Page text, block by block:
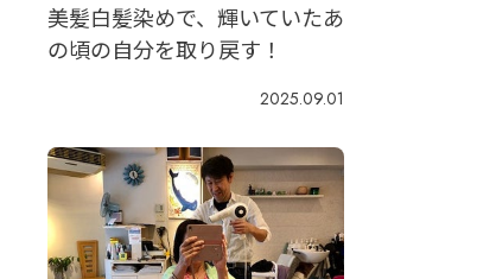
美髪白髪染めで、輝いていたあ
の頃の自分を取り戻す！
2025.09.01